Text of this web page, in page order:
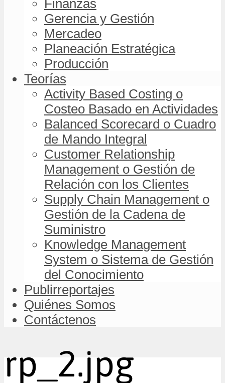
Finanzas
Gerencia y Gestión
Mercadeo
Planeación Estratégica
Producción
Teorías
Activity Based Costing o
Costeo Basado en Actividades
Balanced Scorecard o Cuadro
de Mando Integral
Customer Relationship
Management o Gestión de
Relación con los Clientes
Supply Chain Management o
Gestión de la Cadena de
Suministro
Knowledge Management
System o Sistema de Gestión
del Conocimiento
Publirreportajes
Quiénes Somos
Contáctenos
rp_2.jpg